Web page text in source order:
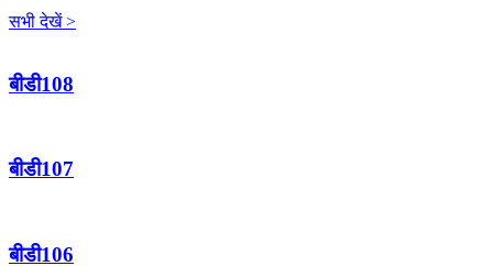
सभी देखें >
बीडी108
बीडी107
बीडी106